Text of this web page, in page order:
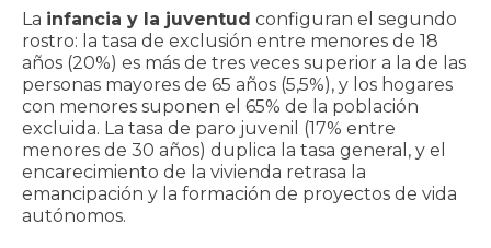
La infancia y la juventud configuran el segundo
rostro: la tasa de exclusión entre menores de 18
años (20%) es más de tres veces superior a la de las
personas mayores de 65 años (5,5%), y los hogares
con menores suponen el 65% de la población
excluida. La tasa de paro juvenil (17% entre
menores de 30 años) duplica la tasa general, y el
encarecimiento de la vivienda retrasa la
emancipación y la formación de proyectos de vida
autónomos.